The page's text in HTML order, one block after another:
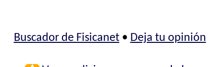
Buscador de Fisicanet• Deja tu opinión